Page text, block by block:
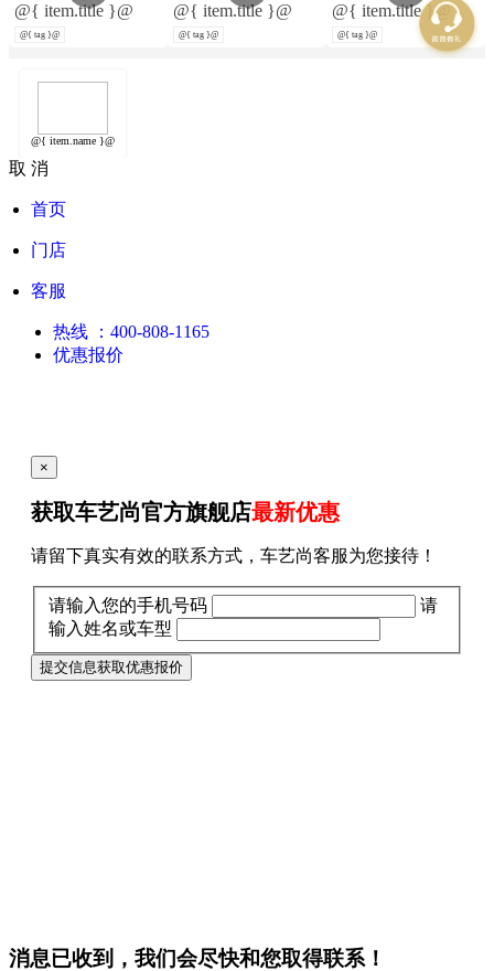
@{ item.title }@
@{ tag }@
@{ item.title }@
@{ tag }@
@{ item.title }@
@{ tag }@
@{ item.name }@
取 消
首页
门店
客服
热线
：400-808-1165
优惠报价
×
获取车艺尚官方旗舰店最新优惠
请留下真实有效的联系方式，车艺尚客服为您接待！
请输入您的手机号码
请
输入姓名或车型
提交信息获取优惠报价
消息已收到，我们会尽快和您取得联系！